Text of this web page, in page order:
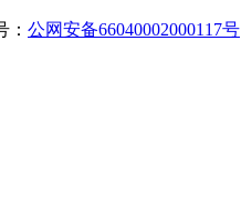
： 公网安备66040002000117号